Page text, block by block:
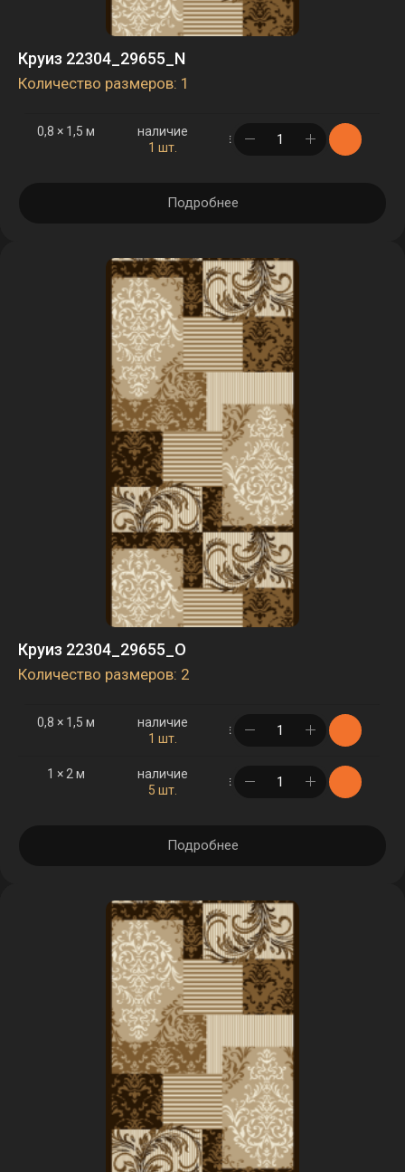
Круиз 22304_29655_N
Количество размеров: 1
0,8 × 1,5 м
наличие
1 шт.
в корзине
Подробнее
Круиз 22304_29655_O
Количество размеров: 2
0,8 × 1,5 м
наличие
1 шт.
в корзине
1 × 2 м
наличие
5 шт.
в корзине
Подробнее